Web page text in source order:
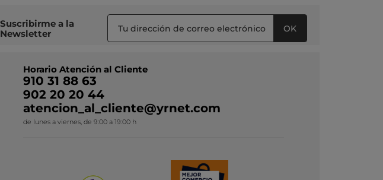
Suscribirme a la
Newsletter
OK
Horario Atención al Cliente
910 31 88 63
902 20 20 44
atencion_al_cliente@yrnet.com
de lunes a viernes, de 9:00 a 19:00 h